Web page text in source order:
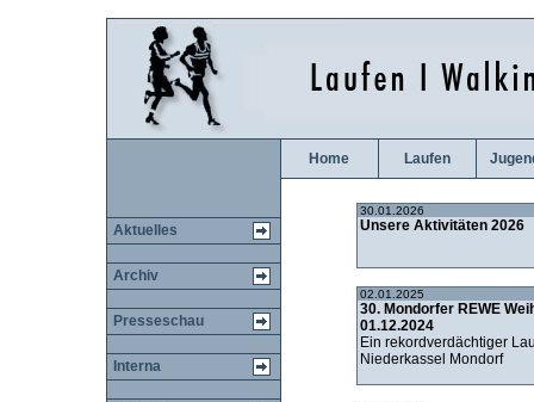
Aktuelles
Archiv
Presseschau
Interna
Home Laufen
30.01.2026
Unsere Aktivitäten 2026
02.01.2025
30. Mondorfer REWE
01.12.2024
Ein rekordverdächtiger
Niederkassel Mondorf